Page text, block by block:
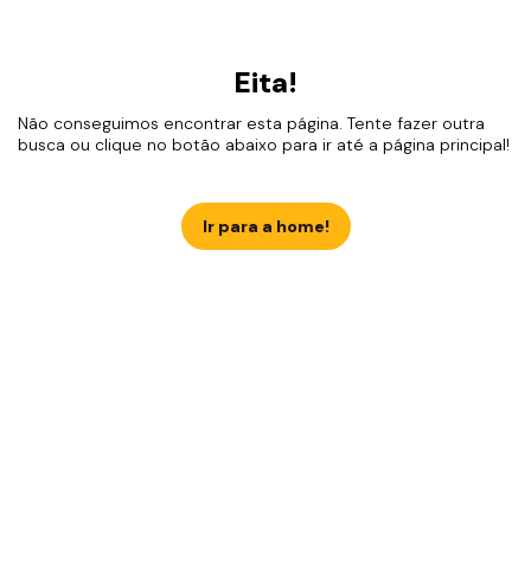
Eita!
Não conseguimos encontrar esta página. Tente fazer outra
busca ou clique no botão abaixo para ir até a página principal!
Ir para a home!